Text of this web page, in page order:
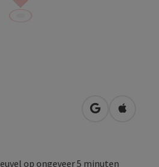
Openen in
op ongeveer 5 minuten